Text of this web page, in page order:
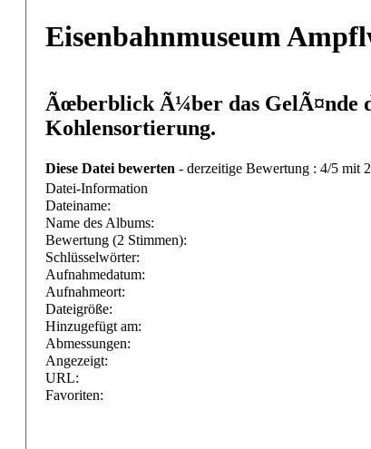
Eisenbahnmuseum
Ãœberblick Ã¼ber das GelÃ¤nde
Kohlensortierung.
Diese Datei bewerten - derzeitige Bewertung : 4/5 mit
Datei-Information
Dateiname:
Name des Albums:
Bewertung (2 Stimmen):
Schlüsselwörter:
Aufnahmedatum:
Aufnahmeort:
Dateigröße:
Hinzugefügt am:
Abmessungen:
Angezeigt:
URL:
Favoriten: